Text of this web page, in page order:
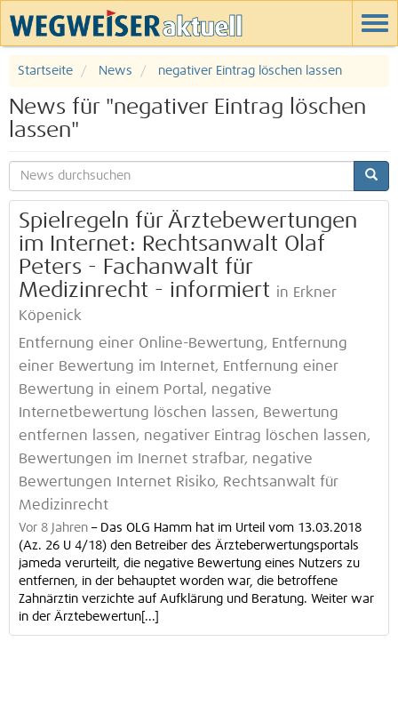
Startseite News negativer Eintrag löschen lassen
News für "negativer Eintrag löschen
lassen"
Spielregeln für Ärztebewertungen
im Internet: Rechtsanwalt Olaf
Peters - Fachanwalt für
Medizinrecht - informiert in Erkner
Köpenick
Entfernung einer Online-Bewertung, Entfernung
einer Bewertung im Internet, Entfernung einer
Bewertung in einem Portal, negative
Internetbewertung löschen lassen, Bewertung
entfernen lassen, negativer Eintrag löschen lassen,
Bewertungen im Inernet strafbar, negative
Bewertungen Internet Risiko, Rechtsanwalt für
Medizinrecht
Vor 8 Jahren – Das OLG Hamm hat im Urteil vom 13.03.2018
(Az. 26 U 4/18) den Betreiber des Ärzteberwertungsportals
jameda verurteilt, die negative Bewertung eines Nutzers zu
entfernen, in der behauptet worden war, die betroffene
Zahnärztin verzichte auf Aufklärung und Beratung. Weiter war
in der Ärztebewertun[...]